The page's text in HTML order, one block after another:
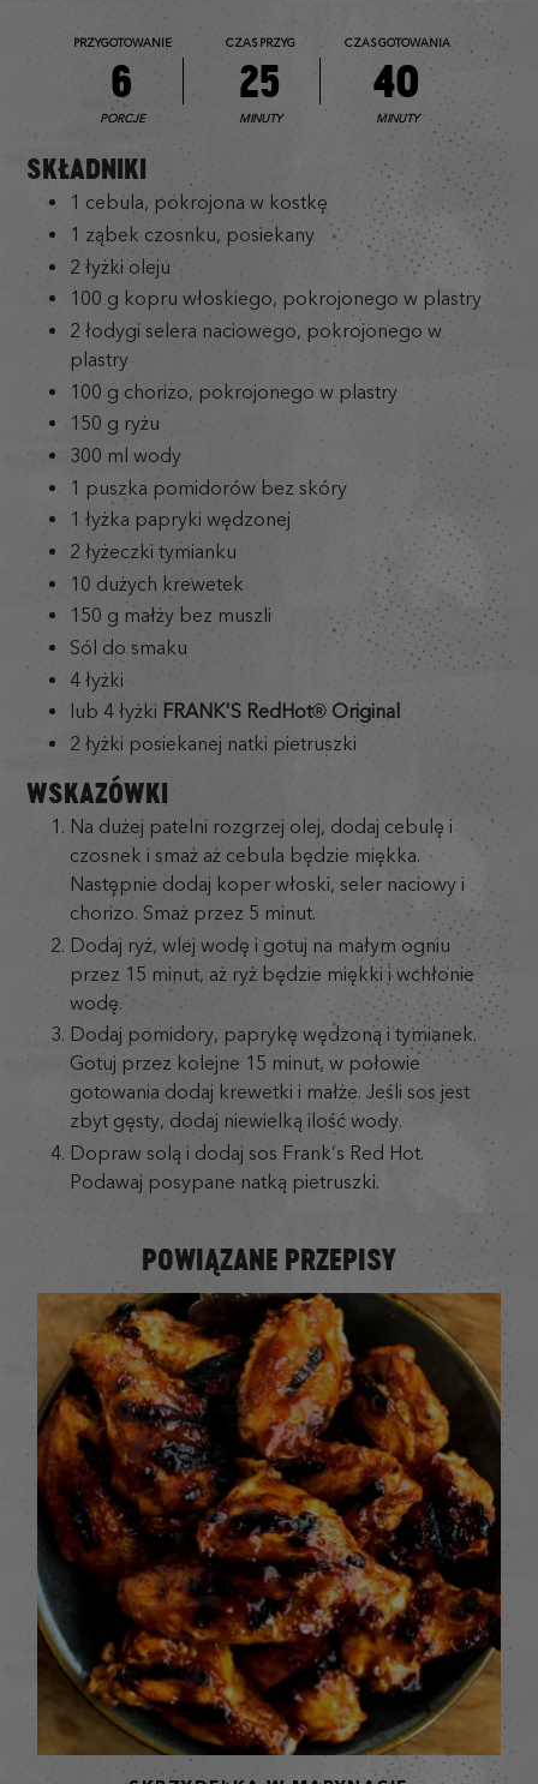
PRZYGOTOWANIE
6
PORCJE
CZAS PRZYG
25
MINUTY
CZAS GOTOWANIA
40
MINUTY
SKŁADNIKI
1 cebula, pokrojona w kostkę
1 ząbek czosnku, posiekany
2 łyżki oleju
100 g kopru włoskiego, pokrojonego w plastry
2 łodygi selera naciowego, pokrojonego w
plastry
100 g chorizo, pokrojonego w plastry
150 g ryżu
300 ml wody
1 puszka pomidorów bez skóry
1 łyżka papryki wędzonej
2 łyżeczki tymianku
10 dużych krewetek
150 g małży bez muszli
Sól do smaku
4 łyżki
lub 4 łyżki FRANK'S RedHot® Original
2 łyżki posiekanej natki pietruszki
WSKAZÓWKI
Na dużej patelni rozgrzej olej, dodaj cebulę i
czosnek i smaż aż cebula będzie miękka.
Następnie dodaj koper włoski, seler naciowy i
chorizo. Smaż przez 5 minut.
Dodaj ryż, wlej wodę i gotuj na małym ogniu
przez 15 minut, aż ryż będzie miękki i wchłonie
wodę.
Dodaj pomidory, paprykę wędzoną i tymianek.
Gotuj przez kolejne 15 minut, w połowie
gotowania dodaj krewetki i małże. Jeśli sos jest
zbyt gęsty, dodaj niewielką ilość wody.
Dopraw solą i dodaj sos Frank’s Red Hot.
Podawaj posypane natką pietruszki.
POWIĄZANE PRZEPISY